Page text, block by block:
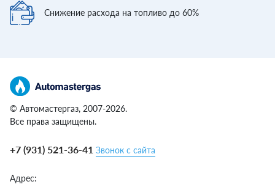
Снижение расхода на топливо до 60%
© Автомастергаз, 2007-2026.
Все права защищены.
+7 (931) 521-36-41 Звонок с сайта
Адрес: